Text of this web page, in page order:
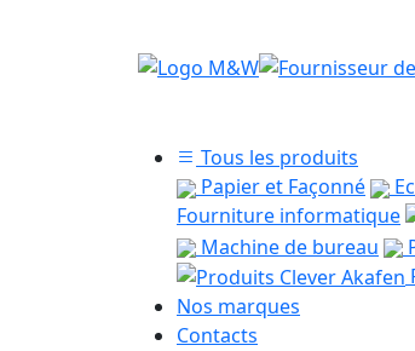
Tous les produits
Papier et Façonné
Fourniture informatique
Machine de bureau
Nos marques
Contacts